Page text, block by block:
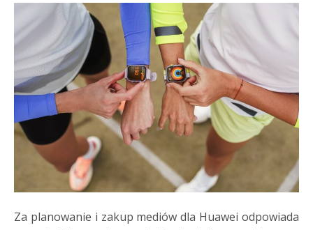
Za planowanie i zakup mediów dla Huawei odpowiada